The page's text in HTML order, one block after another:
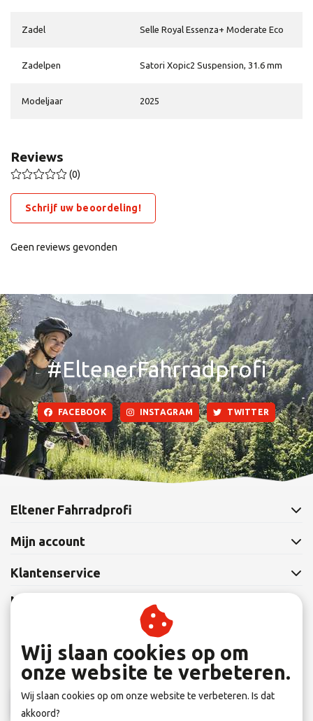
Zadel Selle Royal Essenza+ Moderate Eco
Zadelpen Satori Xopic2 Suspension, 31.6 mm
Modeljaar 2025
Reviews
(0)
Schrijf uw beoordeling!
Geen reviews gevonden
#EltenerFahrradprofi
FACEBOOK INSTAGRAM TWITTER
Eltener Fahrradprofi
Mijn account
Klantenservice
Nieuwsbrief
Abonneer je op onze nieuwsbrief om op de hoogte te blijven.
Abonneer
Wij slaan cookies op om
onze website te verbeteren.
Wij slaan cookies op om onze website te verbeteren. Is dat
akkoord?